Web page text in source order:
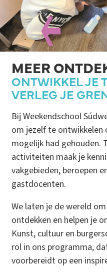
MEER
ONTWIKKEL JE
VERLEG JE
Bij Weekendschool
om jezelf te ontwikkelen
mogelijk had gehouden.
activiteiten maak je
vakgebieden, beroepen
gastdocenten.
We laten je de wereld
ontdekken en helpen je
Kunst, cultuur en
rol in ons programma,
voorbereidt op een